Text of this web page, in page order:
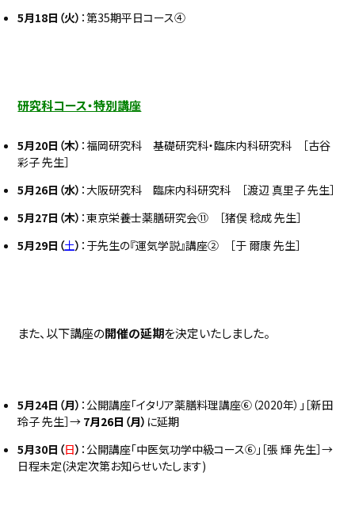
5月18日（火） ：第35期平日コース④
研究科コース・特別講座
5月20日（木） ：福岡研究科 基礎研究科・臨床内科研究科 ［古谷
彩子 先生］
5月26日（水） ：大阪研究科 臨床内科研究科 ［渡辺 真里子 先生］
5月27日（木） ：東京栄養士薬膳研究会⑪ ［猪俣 稔成 先生］
5月29日（土） ：于先生の『運気学説』講座② ［于 爾康 先生］
また、以下講座の開催の延期を決定いたしました。
5月24日（月） ：公開講座「イタリア薬膳料理講座⑥（2020年）」［新田
玲子 先生］→ 7月26日（月） に延期
5月30日（日） ：公開講座「中医気功学中級コース⑥」［張 輝 先生］→
日程未定(決定次第お知らせいたします)